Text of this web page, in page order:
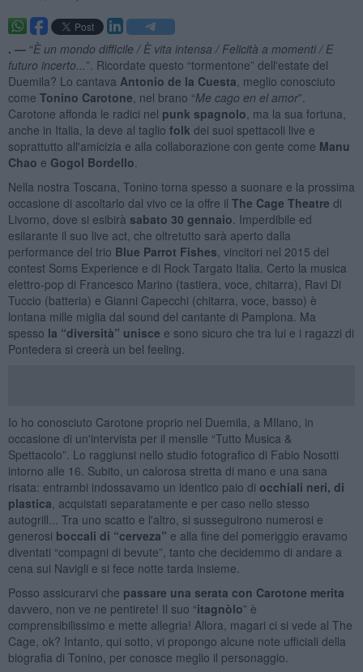
. — “È un mondo difficile / È vita intensa / Felicità a momenti / E
futuro incerto... ”. Ricordate questo “tormentone” dell'estate del
Duemila? Lo cantava Antonio de la Cuesta , meglio conosciuto
come Tonino Carotone , nel brano “Me cago en el amor”.
Carotone affonda le radici nel punk spagnolo , ma la sua fortuna,
anche in Italia, la deve al taglio folk dei suoi spettacoli live e
soprattutto all'amicizia e alla collaborazione con gente come Manu
Chao e Gogol Bordello
Nella nostra Toscana, Tonino torna spesso a suonare e la prossima
occasione di ascoltarlo dal vivo ce la offre il The Cage Theatre di
Livorno, dove si esibirà sabato 30 gennaio . Imperdibile ed
esilarante il suo live act, che oltretutto sarà aperto dalla
performance del trio Blue Parrot Fishes , vincitori nel 2015 del
contest Soms Experience e di Rock Targato Italia. Certo la musica
elettro-pop di Francesco Marino (tastiera, voce, chitarra), Ravi Di
Tuccio (batteria) e Gianni Capecchi (chitarra, voce, basso) è
lontana mille miglia dal sound del cantante di Pamplona. Ma
spesso la “diversità” unisce e sono sicuro che tra lui e i ragazzi di
Pontedera si creerà un bel feeling.
Io ho conosciuto Carotone proprio nel Duemila, a MIlano, in
occasione di un'intervista per il mensile “Tutto Musica &
Spettacolo”. Lo raggiunsi nello studio fotografico di Fabio Nosotti
intorno alle 16. Subito, un calorosa stretta di mano e una sana
risata: entrambi indossavamo un identico paio di occhiali neri, di
plastica , acquistati separatamente e per caso nello stesso
autogrill... Tra uno scatto e l'altro, si susseguirono numerosi e
generosi boccali di “cerveza” e alla fine del pomeriggio eravamo
diventati “compagni di bevute”, tanto che decidemmo di andare a
cena sui Navigli e si fece notte tarda insieme.
Posso assicurarvi che passare una serata con Carotone merita
davvero, non ve ne pentirete! Il suo “itagnòlo” è
comprensibilissimo e mette allegria! Allora, magari ci si vede al The
Cage, ok? Intanto, qui sotto, vi propongo alcune note ufficiali della
biografia di Tonino, per conosce meglio il personaggio.